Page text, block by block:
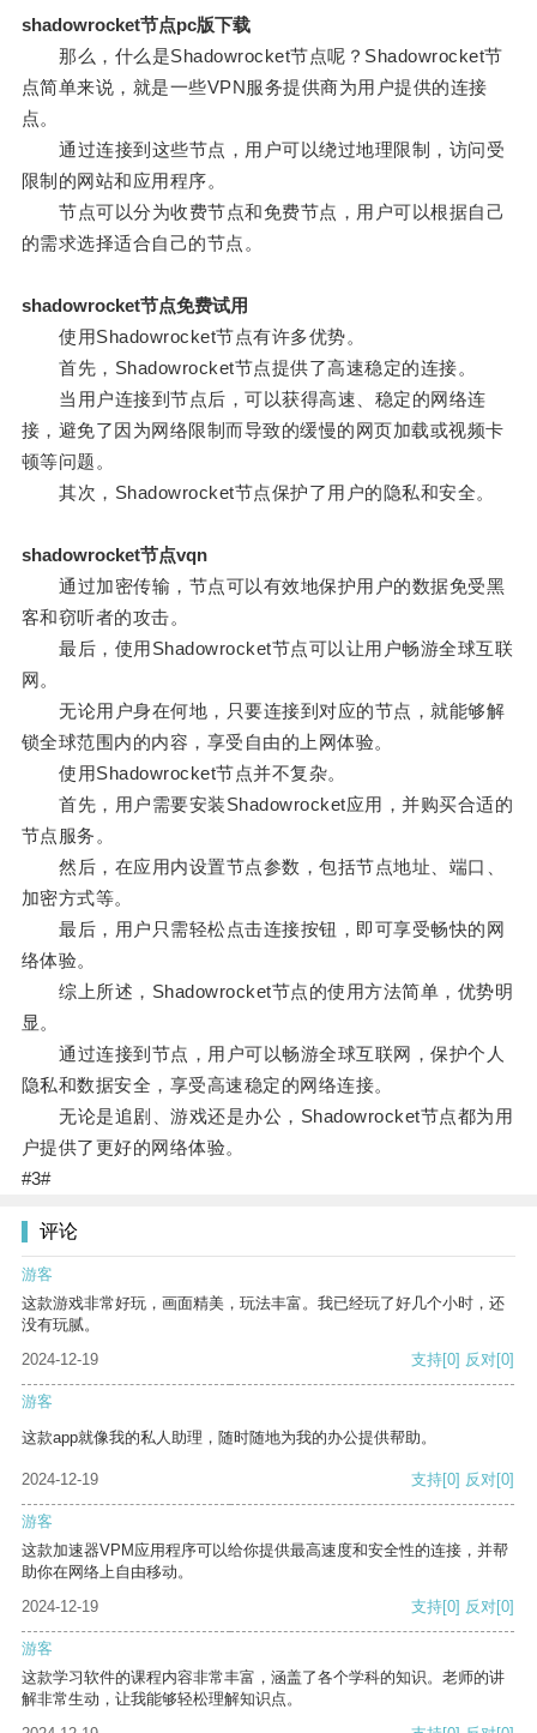
shadowrocket节点pc版下载
那么，什么是Shadowrocket节点呢？Shadowrocket节
点简单来说，就是一些VPN服务提供商为用户提供的连接
点。
通过连接到这些节点，用户可以绕过地理限制，访问受
限制的网站和应用程序。
节点可以分为收费节点和免费节点，用户可以根据自己
的需求选择适合自己的节点。
shadowrocket节点免费试用
使用Shadowrocket节点有许多优势。
首先，Shadowrocket节点提供了高速稳定的连接。
当用户连接到节点后，可以获得高速、稳定的网络连
接，避免了因为网络限制而导致的缓慢的网页加载或视频卡
顿等问题。
其次，Shadowrocket节点保护了用户的隐私和安全。
shadowrocket节点vqn
通过加密传输，节点可以有效地保护用户的数据免受黑
客和窃听者的攻击。
最后，使用Shadowrocket节点可以让用户畅游全球互联
网。
无论用户身在何地，只要连接到对应的节点，就能够解
锁全球范围内的内容，享受自由的上网体验。
使用Shadowrocket节点并不复杂。
首先，用户需要安装Shadowrocket应用，并购买合适的
节点服务。
然后，在应用内设置节点参数，包括节点地址、端口、
加密方式等。
最后，用户只需轻松点击连接按钮，即可享受畅快的网
络体验。
综上所述，Shadowrocket节点的使用方法简单，优势明
显。
通过连接到节点，用户可以畅游全球互联网，保护个人
隐私和数据安全，享受高速稳定的网络连接。
无论是追剧、游戏还是办公，Shadowrocket节点都为用
户提供了更好的网络体验。
#3#
评论
游客
这款游戏非常好玩，画面精美，玩法丰富。我已经玩了好几个小时，还
没有玩腻。
2024-12-19
支持[0] 反对[0]
游客
这款app就像我的私人助理，随时随地为我的办公提供帮助。
2024-12-19 支持[0] 反对[0]
游客
这款加速器VPM应用程序可以给你提供最高速度和安全性的连接，并帮
助你在网络上自由移动。
2024-12-19
支持[0] 反对[0]
游客
这款学习软件的课程内容非常丰富，涵盖了各个学科的知识。老师的讲
解非常生动，让我能够轻松理解知识点。